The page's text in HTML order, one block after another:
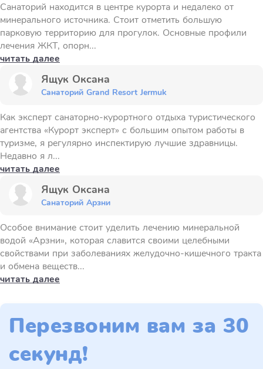
Санаторий находится в центре курорта и недалеко от
минерального источника. Стоит отметить большую
парковую территорию для прогулок. Основные профили
лечения ЖКТ, опорн...
читать далее
Ящук Оксана
Санаторий Grand Resort Jermuk
Как эксперт санаторно-курортного отдыха туристического
агентства «Курорт эксперт» с большим опытом работы в
туризме, я регулярно инспектирую лучшие здравницы.
Недавно я л...
читать далее
Ящук Оксана
Санаторий Арзни
Особое внимание стоит уделить лечению минеральной
водой «Арзни», которая славится своими целебными
свойствами при заболеваниях желудочно-кишечного тракта
и обмена веществ...
читать далее
Перезвоним вам за 30
секунд!